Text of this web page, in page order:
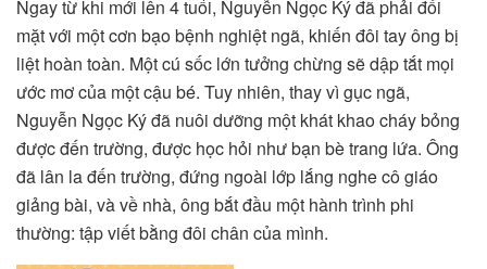
Ngay từ khi mới lên 4 tuổi, Nguyễn Ngọc Ký đã phải đối
mặt với một cơn bạo bệnh nghiệt ngã, khiến đôi tay ông bị
liệt hoàn toàn. Một cú sốc lớn tưởng chừng sẽ dập tắt mọi
ước mơ của một cậu bé. Tuy nhiên, thay vì gục ngã,
Nguyễn Ngọc Ký đã nuôi dưỡng một khát khao cháy bỏng
được đến trường, được học hỏi như bạn bè trang lứa. Ông
đã lân la đến trường, đứng ngoài lớp lắng nghe cô giáo
giảng bài, và về nhà, ông bắt đầu một hành trình phi
thường: tập viết bằng đôi chân của mình.